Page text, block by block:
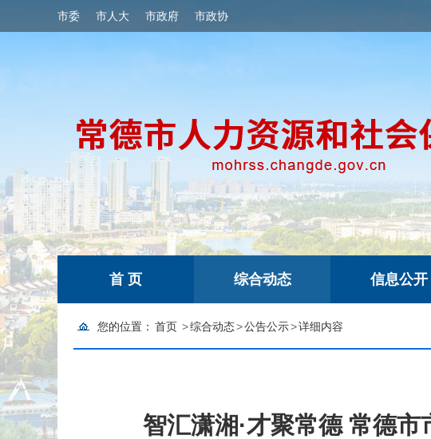
市委 市人大 市政府 市政协
首 页 综合动态 信息公开
您的位置： 首页 >综合动态>公告公示>详细内容
智汇潇湘·才聚常德 常德